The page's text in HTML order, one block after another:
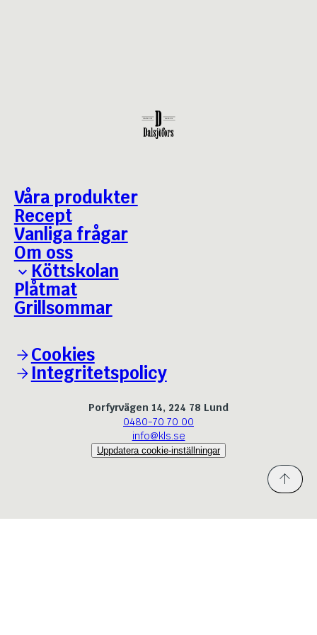
Våra produkter
Recept
Vanliga frågar
Om oss
Köttskolan
Grillguiden
Bäst i test - Julskinka
Plåtmat
Grillsommar
Cookies
Integritetspolicy
Porfyrvägen 14, 224 78 Lund
0480-70 70 00
info@kls.se
Uppdatera cookie-inställningar